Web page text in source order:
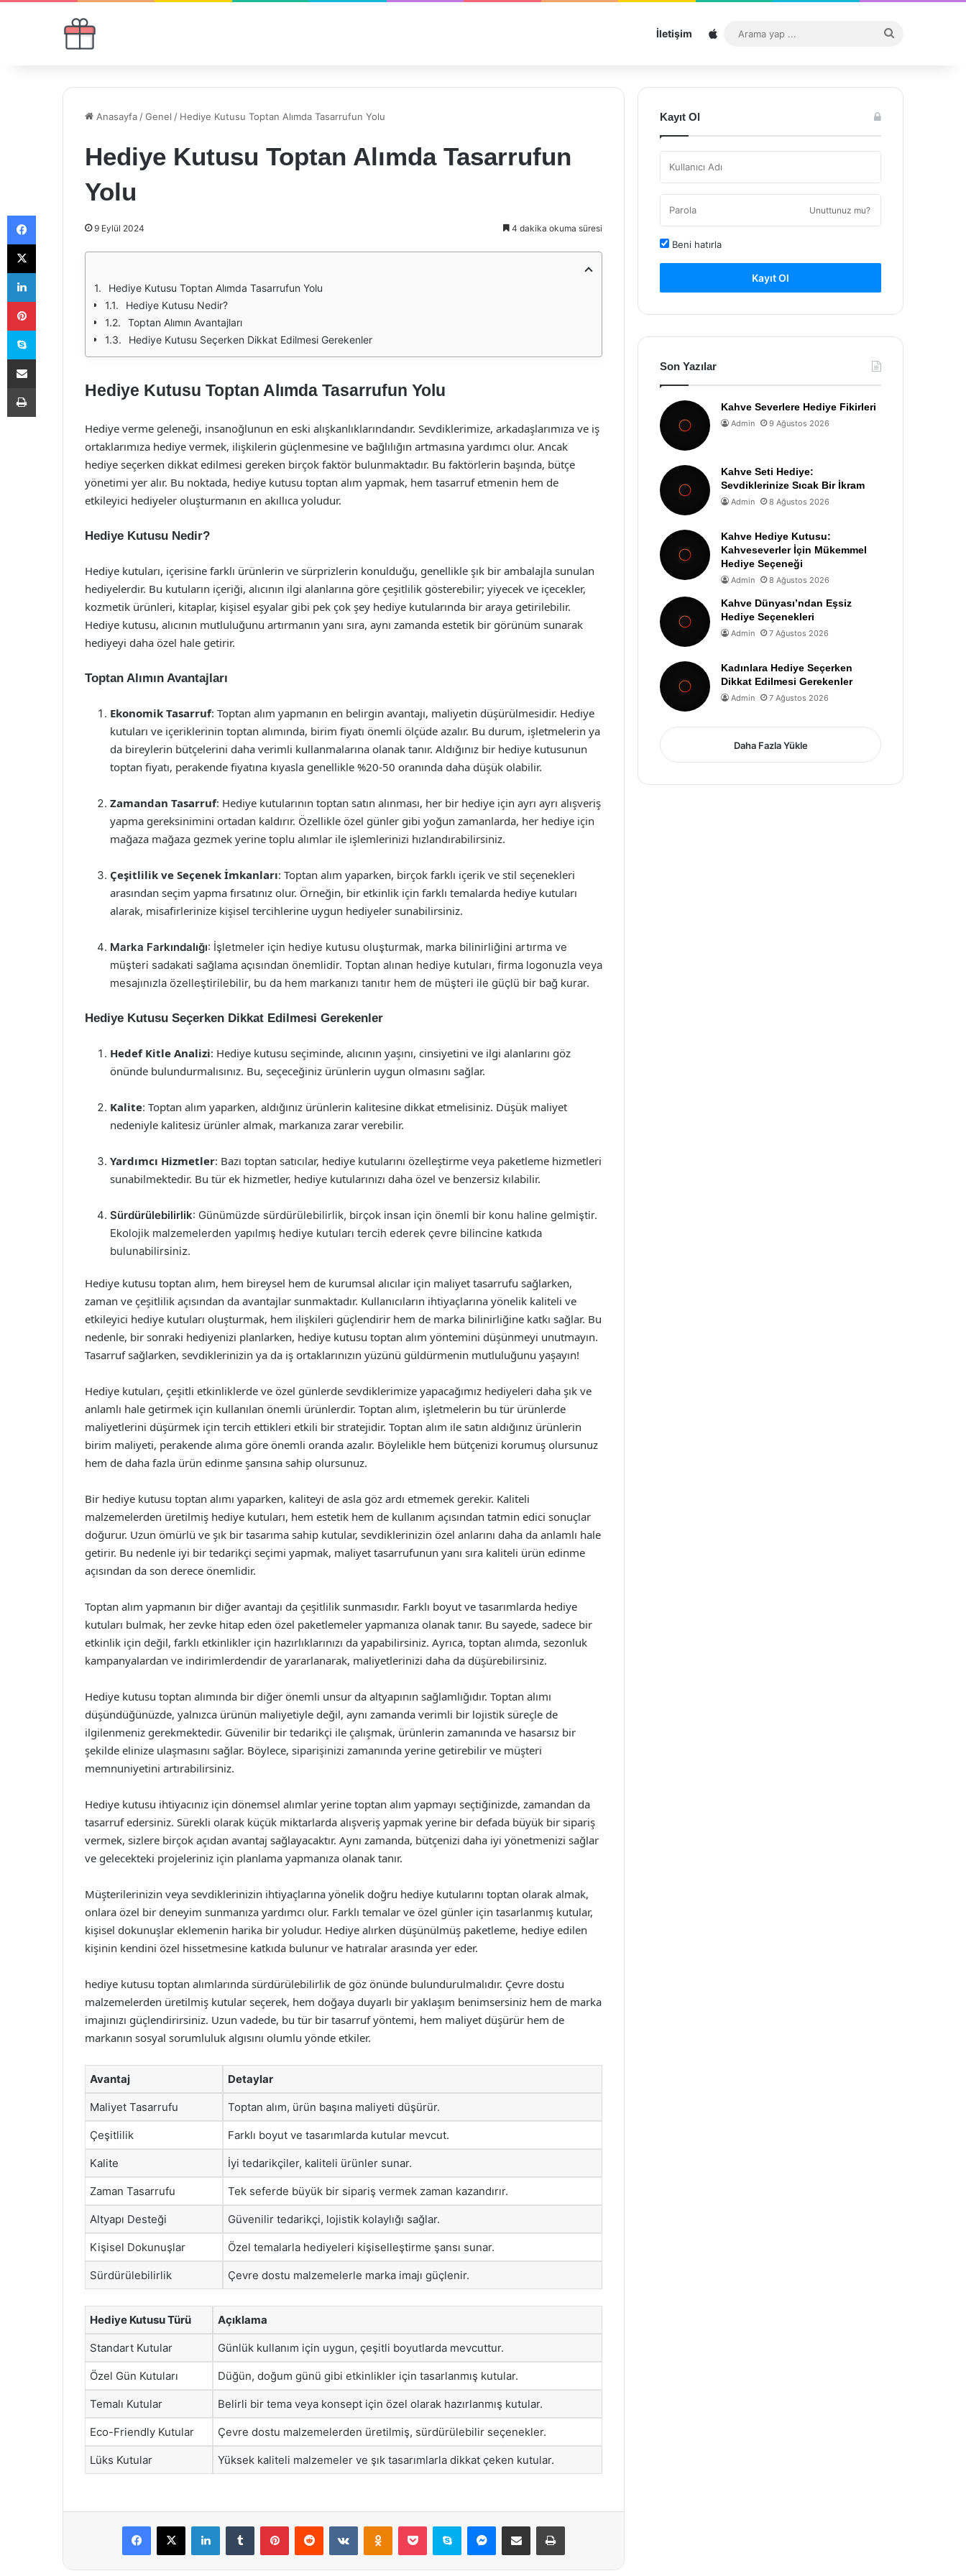
İletişim Sitemap
...
Anasayfa /Genel / Hediye Kutusu Toptan Alımda Tasarrufun Yolu
Hediye Kutusu Toptan Alımda Tasarrufun
Yolu
9 Eylül 2024 4 dakika okuma süresi
Hediye Kutusu Toptan Alımda Tasarrufun Yolu
Hediye Kutusu Nedir?
Toptan Alımın Avantajları
Hediye Kutusu Seçerken Dikkat Edilmesi Gerekenler
Hediye Kutusu Toptan Alımda Tasarrufun Yolu
Hediye verme geleneği, insanoğlunun en eski alışkanlıklarındandır. Sevdiklerimize, arkadaşlarımıza ve iş
ortaklarımıza hediye vermek, ilişkilerin güçlenmesine ve bağlılığın artmasına yardımcı olur. Ancak
hediye seçerken dikkat edilmesi gereken birçok faktör bulunmaktadır. Bu faktörlerin başında, bütçe
yönetimi yer alır. Bu noktada, hediye kutusu toptan alım yapmak, hem tasarruf etmenin hem de
etkileyici hediyeler oluşturmanın en akıllıca yoludur.
Hediye Kutusu Nedir?
Hediye kutuları, içerisine farklı ürünlerin ve sürprizlerin konulduğu, genellikle şık bir ambalajla sunulan
hediyelerdir. Bu kutuların içeriği, alıcının ilgi alanlarına göre çeşitlilik gösterebilir; yiyecek ve içecekler,
kozmetik ürünleri, kitaplar, kişisel eşyalar gibi pek çok şey hediye kutularında bir araya getirilebilir.
Hediye kutusu, alıcının mutluluğunu artırmanın yanı sıra, aynı zamanda estetik bir görünüm sunarak
hediyeyi daha özel hale getirir.
Toptan Alımın Avantajları
Ekonomik Tasarruf: Toptan alım yapmanın en belirgin avantajı, maliyetin düşürülmesidir. Hediye
kutuları ve içeriklerinin toptan alımında, birim fiyatı önemli ölçüde azalır. Bu durum, işletmelerin ya
da bireylerin bütçelerini daha verimli kullanmalarına olanak tanır. Aldığınız bir hediye kutusunun
toptan fiyatı, perakende fiyatına kıyasla genellikle %20-50 oranında daha düşük olabilir.
Zamandan Tasarruf: Hediye kutularının toptan satın alınması, her bir hediye için ayrı ayrı alışveriş
yapma gereksinimini ortadan kaldırır. Özellikle özel günler gibi yoğun zamanlarda, her hediye için
mağaza mağaza gezmek yerine toplu alımlar ile işlemlerinizi hızlandırabilirsiniz.
Çeşitlilik ve Seçenek İmkanları: Toptan alım yaparken, birçok farklı içerik ve stil seçenekleri
arasından seçim yapma fırsatınız olur. Örneğin, bir etkinlik için farklı temalarda hediye kutuları
alarak, misafirlerinize kişisel tercihlerine uygun hediyeler sunabilirsiniz.
Marka Farkındalığı: İşletmeler için hediye kutusu oluşturmak, marka bilinirliğini artırma ve
müşteri sadakati sağlama açısından önemlidir. Toptan alınan hediye kutuları, firma logonuzla veya
mesajınızla özelleştirilebilir, bu da hem markanızı tanıtır hem de müşteri ile güçlü bir bağ kurar.
Hediye Kutusu Seçerken Dikkat Edilmesi Gerekenler
Hedef Kitle Analizi: Hediye kutusu seçiminde, alıcının yaşını, cinsiyetini ve ilgi alanlarını göz
önünde bulundurmalısınız. Bu, seçeceğiniz ürünlerin uygun olmasını sağlar.
Kalite: Toptan alım yaparken, aldığınız ürünlerin kalitesine dikkat etmelisiniz. Düşük maliyet
nedeniyle kalitesiz ürünler almak, markanıza zarar verebilir.
Yardımcı Hizmetler: Bazı toptan satıcılar, hediye kutularını özelleştirme veya paketleme hizmetleri
sunabilmektedir. Bu tür ek hizmetler, hediye kutularınızı daha özel ve benzersiz kılabilir.
Sürdürülebilirlik: Günümüzde sürdürülebilirlik, birçok insan için önemli bir konu haline gelmiştir.
Ekolojik malzemelerden yapılmış hediye kutuları tercih ederek çevre bilincine katkıda
bulunabilirsiniz.
Hediye kutusu toptan alım, hem bireysel hem de kurumsal alıcılar için maliyet tasarrufu sağlarken,
zaman ve çeşitlilik açısından da avantajlar sunmaktadır. Kullanıcıların ihtiyaçlarına yönelik kaliteli ve
etkileyici hediye kutuları oluşturmak, hem ilişkileri güçlendirir hem de marka bilinirliğine katkı sağlar. Bu
nedenle, bir sonraki hediyenizi planlarken, hediye kutusu toptan alım yöntemini düşünmeyi unutmayın.
Tasarruf sağlarken, sevdiklerinizin ya da iş ortaklarınızın yüzünü güldürmenin mutluluğunu yaşayın!
Hediye kutuları, çeşitli etkinliklerde ve özel günlerde sevdiklerimize yapacağımız hediyeleri daha şık ve
anlamlı hale getirmek için kullanılan önemli ürünlerdir. Toptan alım, işletmelerin bu tür ürünlerde
maliyetlerini düşürmek için tercih ettikleri etkili bir stratejidir. Toptan alım ile satın aldığınız ürünlerin
birim maliyeti, perakende alıma göre önemli oranda azalır. Böylelikle hem bütçenizi korumuş olursunuz
hem de daha fazla ürün edinme şansına sahip olursunuz.
Bir hediye kutusu toptan alımı yaparken, kaliteyi de asla göz ardı etmemek gerekir. Kaliteli
malzemelerden üretilmiş hediye kutuları, hem estetik hem de kullanım açısından tatmin edici sonuçlar
doğurur. Uzun ömürlü ve şık bir tasarıma sahip kutular, sevdiklerinizin özel anlarını daha da anlamlı hale
getirir. Bu nedenle iyi bir tedarikçi seçimi yapmak, maliyet tasarrufunun yanı sıra kaliteli ürün edinme
açısından da son derece önemlidir.
Toptan alım yapmanın bir diğer avantajı da çeşitlilik sunmasıdır. Farklı boyut ve tasarımlarda hediye
kutuları bulmak, her zevke hitap eden özel paketlemeler yapmanıza olanak tanır. Bu sayede, sadece bir
etkinlik için değil, farklı etkinlikler için hazırlıklarınızı da yapabilirsiniz. Ayrıca, toptan alımda, sezonluk
kampanyalardan ve indirimlerdendir de yararlanarak, maliyetlerinizi daha da düşürebilirsiniz.
Hediye kutusu toptan alımında bir diğer önemli unsur da altyapının sağlamlığıdır. Toptan alımı
düşündüğünüzde, yalnızca ürünün maliyetiyle değil, aynı zamanda verimli bir lojistik süreçle de
ilgilenmeniz gerekmektedir. Güvenilir bir tedarikçi ile çalışmak, ürünlerin zamanında ve hasarsız bir
şekilde elinize ulaşmasını sağlar. Böylece, siparişinizi zamanında yerine getirebilir ve müşteri
memnuniyetini artırabilirsiniz.
Hediye kutusu ihtiyacınız için dönemsel alımlar yerine toptan alım yapmayı seçtiğinizde, zamandan da
tasarruf edersiniz. Sürekli olarak küçük miktarlarda alışveriş yapmak yerine bir defada büyük bir sipariş
vermek, sizlere birçok açıdan avantaj sağlayacaktır. Aynı zamanda, bütçenizi daha iyi yönetmenizi sağlar
ve gelecekteki projeleriniz için planlama yapmanıza olanak tanır.
Müşterilerinizin veya sevdiklerinizin ihtiyaçlarına yönelik doğru hediye kutularını toptan olarak almak,
onlara özel bir deneyim sunmanıza yardımcı olur. Farklı temalar ve özel günler için tasarlanmış kutular,
kişisel dokunuşlar eklemenin harika bir yoludur. Hediye alırken düşünülmüş paketleme, hediye edilen
kişinin kendini özel hissetmesine katkıda bulunur ve hatıralar arasında yer eder.
hediye kutusu toptan alımlarında sürdürülebilirlik de göz önünde bulundurulmalıdır. Çevre dostu
malzemelerden üretilmiş kutular seçerek, hem doğaya duyarlı bir yaklaşım benimsersiniz hem de marka
imajınızı güçlendirirsiniz. Uzun vadede, bu tür bir tasarruf yöntemi, hem maliyet düşürür hem de
markanın sosyal sorumluluk algısını olumlu yönde etkiler.
Avantaj Detaylar
Maliyet Tasarrufu Toptan alım, ürün başına maliyeti düşürür.
Çeşitlilik Farklı boyut ve tasarımlarda kutular mevcut.
Kalite İyi tedarikçiler, kaliteli ürünler sunar.
Zaman Tasarrufu Tek seferde büyük bir sipariş vermek zaman kazandırır.
Altyapı Desteği Güvenilir tedarikçi, lojistik kolaylığı sağlar.
Kişisel Dokunuşlar Özel temalarla hediyeleri kişiselleştirme şansı sunar.
Sürdürülebilirlik Çevre dostu malzemelerle marka imajı güçlenir.
Hediye Kutusu Türü Açıklama
Standart Kutular Günlük kullanım için uygun, çeşitli boyutlarda mevcuttur.
Özel Gün Kutuları Düğün, doğum günü gibi etkinlikler için tasarlanmış kutular.
Temalı Kutular Belirli bir tema veya konsept için özel olarak hazırlanmış kutular.
Eco-Friendly Kutular Çevre dostu malzemelerden üretilmiş, sürdürülebilir seçenekler.
Lüks Kutular Yüksek kaliteli malzemeler ve şık tasarımlarla dikkat çeken kutular.
Facebook
X LinkedInTumblr PinterestReddit VKontakteOdnoklassniki
Pocket Skype Messenger
E-Posta ile paylaş Yazdır
Kayıt Ol
Unuttunuz mu?
Beni hatırla
Kayıt Ol
Son Yazılar
Kahve Severlere Hediye Fikirleri
Admin 9 Ağustos 2026
Kahve Seti Hediye:
Sevdiklerinize Sıcak Bir İkram
Admin 8 Ağustos 2026
Kahve Hediye Kutusu:
Kahveseverler İçin Mükemmel
Hediye Seçeneği
Admin 8 Ağustos 2026
Kahve Dünyası’ndan Eşsiz
Hediye Seçenekleri
Admin 7 Ağustos 2026
Kadınlara Hediye Seçerken
Dikkat Edilmesi Gerekenler
Admin 7 Ağustos 2026
Daha Fazla Yükle
Facebook
X
LinkedIn
Pinterest
Skype
E-Posta ile paylaş